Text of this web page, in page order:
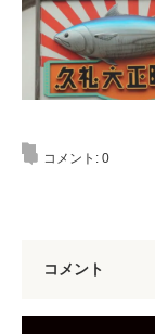
コメント: 0
コメント